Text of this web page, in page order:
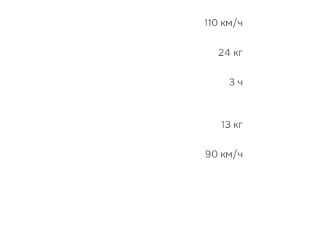
110 км/ч
24 кг
3 ч
13 кг
90 км/ч